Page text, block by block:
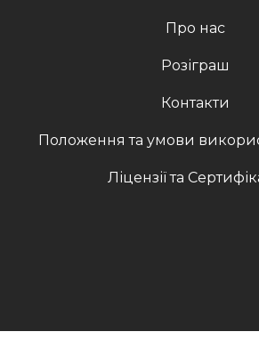
Про нас
Розіграш
Контакти
Положення та умови
Ліцензії та